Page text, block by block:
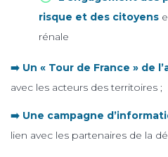
risque et des citoyens
rénale
➡️ Un « Tour de France »​ de
avec les acteurs des territoires ;
➡️ Une campagne
lien avec les partenaires de la